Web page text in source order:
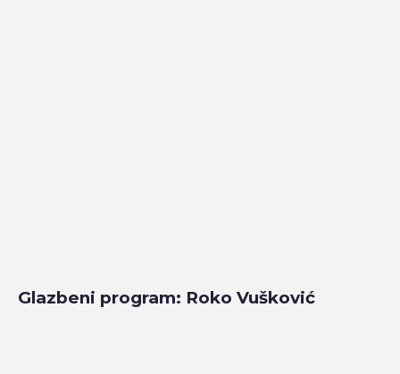
Glazbeni program: Roko Vušković